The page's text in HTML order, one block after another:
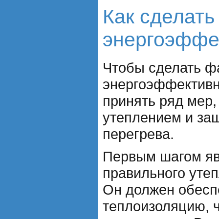
Как
Чтобы сделать
принять ряд
утеплением и
перегрева.
Первым шагом
правильного
Он должен
теплоизоляцию,